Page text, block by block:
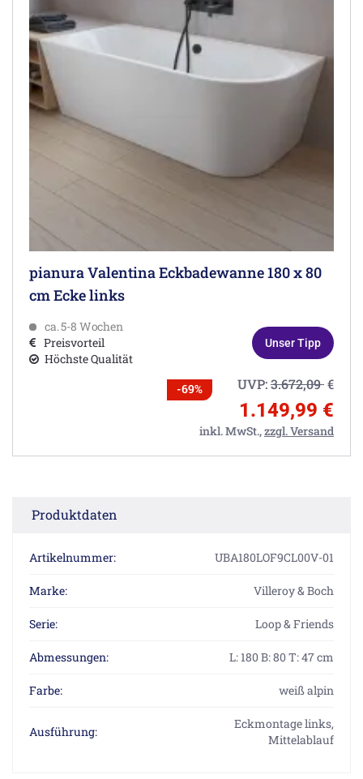
pianura Valentina Eckbadewanne 180 x 80
cm Ecke links
ca. 5-8 Wochen
Preisvorteil
Höchste Qualität
Unser Tipp
UVP:3.672,09€
-69%
1.149,99 €
inkl. MwSt.,zzgl. Versand
Produktdaten
Artikelnummer: UBA180LOF9CL00V-01
Marke: Villeroy & Boch
Serie: Loop & Friends
Abmessungen: L: 180 B: 80 T: 47 cm
Farbe: weiß alpin
Ausführung:
Eckmontage links,
Mittelablauf